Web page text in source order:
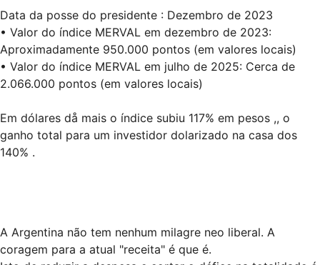
Data da posse do presidente : Dezembro de 2023
• Valor do índice MERVAL em dezembro de 2023:
Aproximadamente 950.000 pontos (em valores locais)
• Valor do índice MERVAL em julho de 2025: Cerca de
2.066.000 pontos (em valores locais)
Em dólares då mais o índice subiu 117% em pesos ,, o
ganho total para um investidor dolarizado na casa dos
140% .
A Argentina não tem nenhum milagre neo liberal. A
coragem para a atual "receita" é que é.